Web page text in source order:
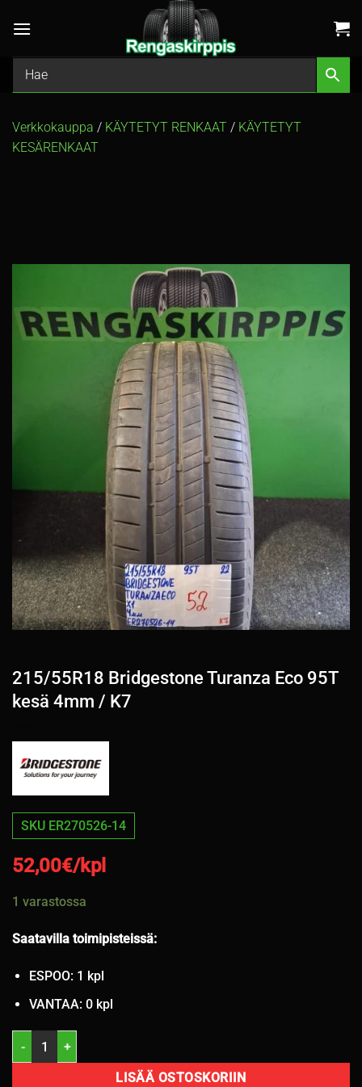
Verkkokauppa / KÄYTETYT RENKAAT / KÄYTETYT
KESÄRENKAAT
215/55R18 Bridgestone Turanza Eco 95T
kesä 4mm / K7
SKU ER270526-14
52,00€/kpl
1 varastossa
Saatavilla toimipisteissä:
ESPOO: 1 kpl
VANTAA: 0 kpl
215/55R18 Bridgestone Turanza Eco 95T kesä 4mm / K7 määrä
LISÄÄ OSTOSKORIIN